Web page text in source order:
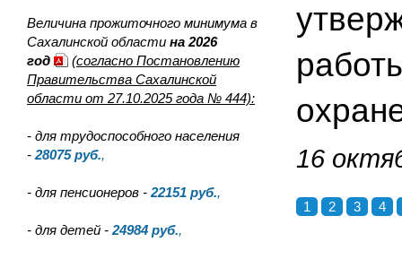
Величина прожиточного минимума в
Сахалинской области на 2026
год
(согласно Постановлению
Правительства Сахалинской
области от 27.10.2025 года № 444):
- для трудоспособного населения
- 28075руб.,
- для пенсионеров - 22151 руб.,
- для детей - 24984 руб.,
16
1 2 3 4